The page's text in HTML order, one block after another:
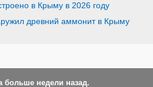
в Крыму в 2026 году
древний аммонит в Крыму
больше недели назад.